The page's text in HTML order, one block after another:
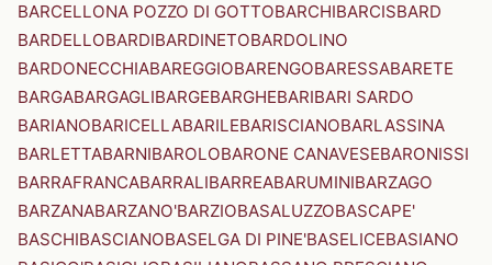
BARCELLONA POZZO DI GOTTOBARCHIBARCISBARD
BARDELLOBARDIBARDINETOBARDOLINO
BARDONECCHIABAREGGIOBARENGOBARESSABARETE
BARGABARGAGLIBARGEBARGHEBARIBARI SARDO
BARIANOBARICELLABARILEBARISCIANOBARLASSINA
BARLETTABARNIBAROLOBARONE CANAVESEBARONISSI
BARRAFRANCABARRALIBARREABARUMINIBARZAGO
BARZANABARZANO'BARZIOBASALUZZOBASCAPE'
BASCHIBASCIANOBASELGA DI PINE'BASELICEBASIANO